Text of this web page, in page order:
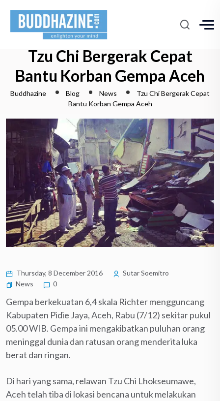
Tzu Chi Bergerak Cepat
Bantu Korban Gempa Aceh
Buddhazine Blog News
Tzu Chi Bergerak Cepat
Bantu Korban Gempa Aceh
Thursday, 8 December 2016
Sutar Soemitro
News
0
Gempa berkekuatan 6,4 skala Richter mengguncang
Kabupaten Pidie Jaya, Aceh, Rabu (7/12) sekitar pukul
05.00 WIB. Gempa ini mengakibatkan puluhan orang
meninggal dunia dan ratusan orang menderita luka
berat dan ringan.
Di hari yang sama, relawan Tzu Chi Lhokseumawe,
Aceh telah tiba di lokasi bencana untuk melakukan